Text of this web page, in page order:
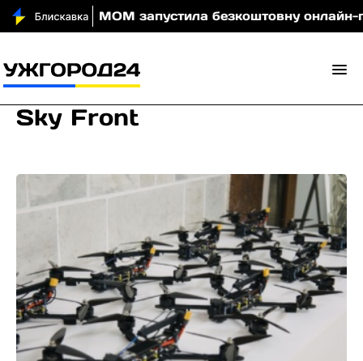
МОМ запустила безкоштовну онлайн-гру,
Sky Front